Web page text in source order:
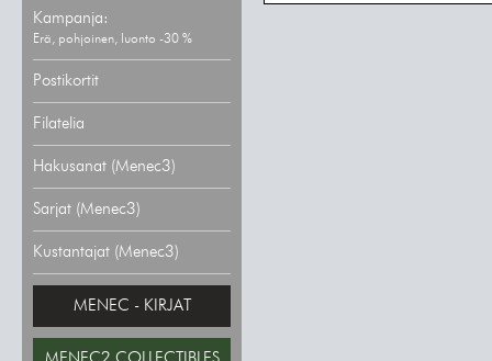
Kampanja:
Erä, pohjoinen, luonto -30 %
Postikortit
Filatelia
Hakusanat (Menec3)
Sarjat (Menec3)
Kustantajat (Menec3)
MENEC - KIRJAT